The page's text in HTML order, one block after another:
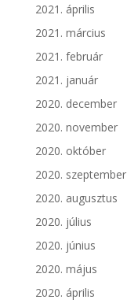
2021. április
2021. március
2021. február
2021. január
2020. december
2020. november
2020. október
2020. szeptember
2020. augusztus
2020. július
2020. június
2020. május
2020. április